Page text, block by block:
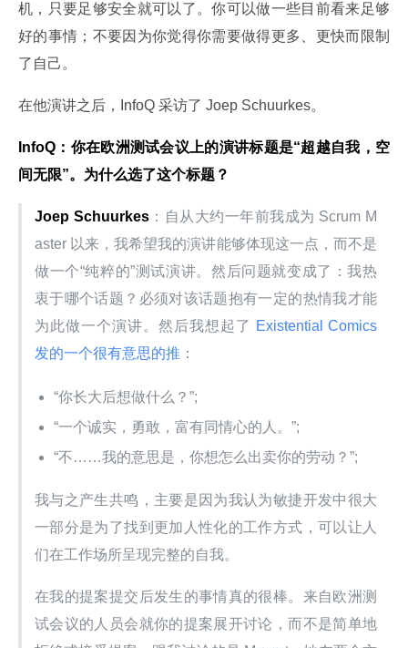
机，只要足够安全就可以了。你可以做一些目前看来足够
好的事情；不要因为你觉得你需要做得更多、更快而限制
了自己。
在他演讲之后，InfoQ 采访了 Joep Schuurkes。
InfoQ：你在欧洲测试会议上的演讲标题是“超越自我，空
间无限”。为什么选了这个标题？
Joep Schuurkes：自从大约一年前我成为 Scrum M
aster 以来，我希望我的演讲能够体现这一点，而不是
做一个“纯粹的”测试演讲。然后问题就变成了：我热
衷于哪个话题？必须对该话题抱有一定的热情我才能
为此做一个演讲。然后我想起了 Existential Comics
发的一个很有意思的推 ：
“你长大后想做什么？”;
“一个诚实，勇敢，富有同情心的人。”;
“不……我的意思是，你想怎么出卖你的劳动？”;
我与之产生共鸣，主要是因为我认为敏捷开发中很大
一部分是为了找到更加人性化的工作方式，可以让人
们在工作场所呈现完整的自我。
在我的提案提交后发生的事情真的很棒。来自欧洲测
试会议的人员会就你的提案展开讨论，而不是简单地